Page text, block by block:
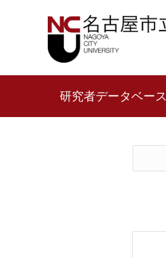
研究者データベース